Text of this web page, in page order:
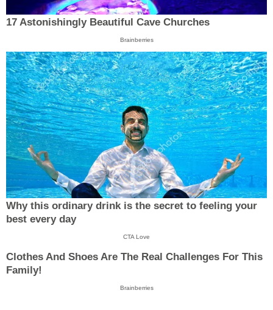
17 Astonishingly Beautiful Cave Churches
Brainberries
Why this ordinary drink is the secret to feeling your
best every day
CTA Love
Clothes And Shoes Are The Real Challenges For This
Family!
Brainberries